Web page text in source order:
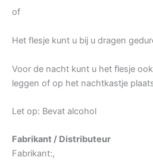
of
Het flesje kunt u bij u dragen
Voor de nacht kunt u het flesje
leggen of op het nachtkastje
Let op: Bevat alcohol
Fabrikant / Distributeur
Fabrikant:,